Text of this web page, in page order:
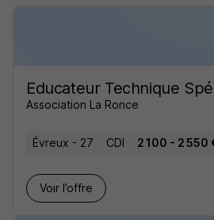
Educateur Technique
Association La Ronce
Évreux - 27 CDI 2 100 - 2 550
Voir l’offre